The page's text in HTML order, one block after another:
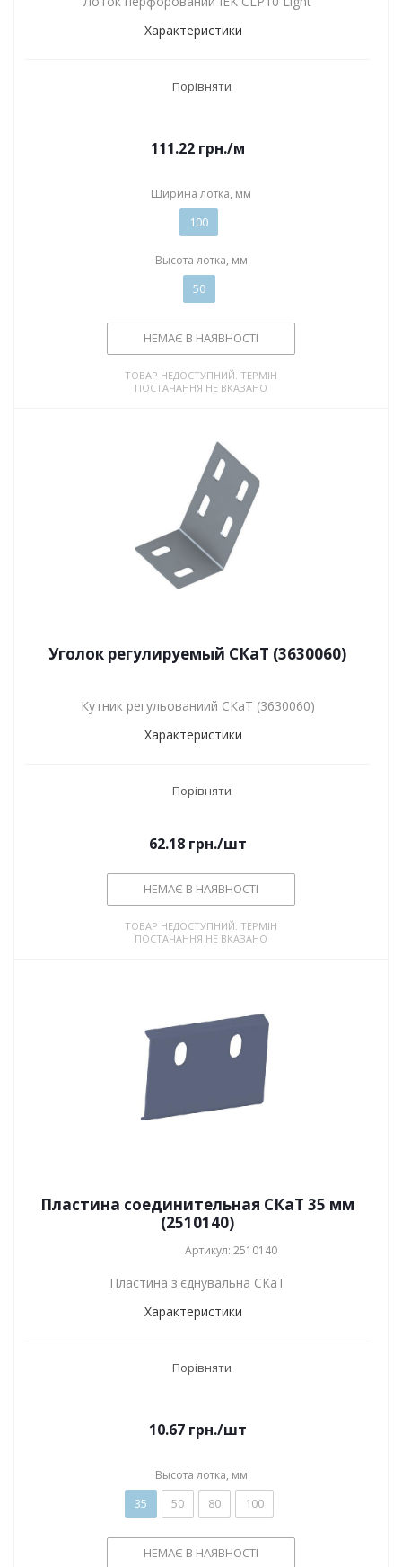
Характеристики
Порівняти
111.22 грн./м
Ширина лотка, мм
100
Высота лотка, мм
50
НЕМАЄ В НАЯВНОСТІ
ТОВАР НЕДОСТУПНИЙ. ТЕРМІН
ПОСТАЧАННЯ НЕ ВКАЗАНО
Уголок регулируемый СКаТ (3630060)
Кутник регульованиий СКаТ (3630060)
Характеристики
Порівняти
62.18 грн./шт
НЕМАЄ В НАЯВНОСТІ
ТОВАР НЕДОСТУПНИЙ. ТЕРМІН
ПОСТАЧАННЯ НЕ ВКАЗАНО
Пластина соединительная СКаТ 35 мм
(2510140)
Артикул: 2510140
Пластина з'єднувальна СКаТ
Характеристики
Порівняти
10.67 грн./шт
Высота лотка, мм
35 50 80 100
НЕМАЄ В НАЯВНОСТІ